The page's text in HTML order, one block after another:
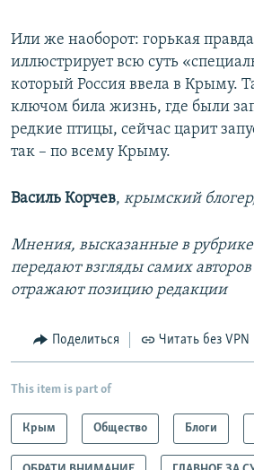
Или же наоборот: горькая
иллюстрирует всю суть
который Россия ввела в Крыму.
ключом била жизнь, где были
редкие птицы, сейчас царит
так – по всему Крыму.
Василь Корчев, крымский
Мнения, высказанные в рубрике
передают взгляды самих
отражают позицию редакции
Поделиться Читать без VPN
This item is part of
Крым Общество Блоги